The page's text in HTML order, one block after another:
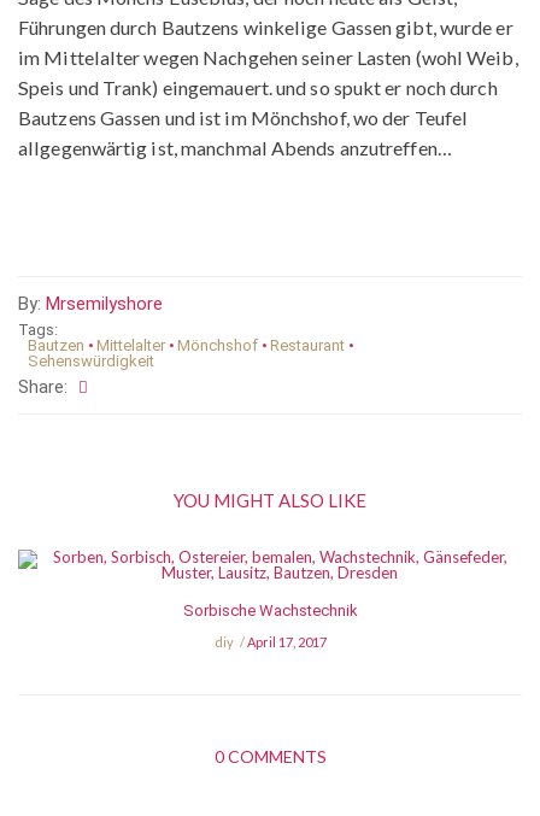
Führungen durch Bautzens winkelige Gassen gibt, wurde er
im Mittelalter wegen Nachgehen seiner Lasten (wohl Weib,
Speis und Trank) eingemauert. und so spukt er noch durch
Bautzens Gassen und ist im Mönchshof, wo der Teufel
allgegenwärtig ist, manchmal Abends anzutreffen…
By: Mrsemilyshore
Tags:
Bautzen • Mittelalter • Mönchshof • Restaurant •
Sehenswürdigkeit
Share:
YOU MIGHT ALSO LIKE
Sorbische Wachstechnik
diy April 17, 2017
0 COMMENTS